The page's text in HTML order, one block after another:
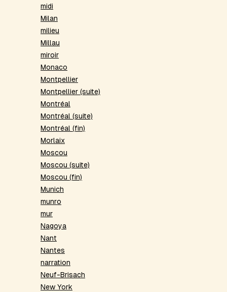
midi
Milan
milieu
Millau
miroir
Monaco
Montpellier
Montpellier (suite)
Montréal
Montréal (suite)
Montréal (fin)
Morlaix
Moscou
Moscou (suite)
Moscou (fin)
Munich
munro
mur
Nagoya
Nant
Nantes
narration
Neuf-Brisach
New York